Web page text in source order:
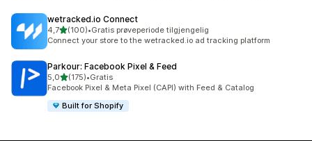
wetracked.io Connect
4,7av 5 stjerner
(100)
Totalt 100 omtaler
•Gratis prøveperiode tilgjengelig
Connect your store to the wetracked.io ad tracking platform
Parkour: Facebook Pixel & Feed
5,0av 5 stjerner
(175)
Totalt 175 omtaler
•Gratis
Facebook Pixel & Meta Pixel (CAPI) with Feed & Catalog
Built for Shopify